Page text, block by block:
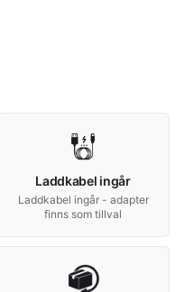
Laddkabel ingår
Laddkabel ingår - adapter
finns som tillval